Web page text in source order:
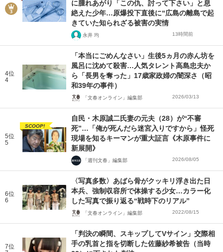
に腫れあがり「この仇、討って下さい」と息
絶えた少年…原爆投下直後に“広島の離島で起
きていた知られざる被害の実情
永井 均 13時間前
4位
4
「本当にごめんなさい」生後5ヵ月の赤ん坊を
風呂に沈めて殺害…人気タレント高島忠夫か
ら「長男を奪った」17歳家政婦の闇深さ（昭
和39年の事件）
「文春オンライン」編集部 2026/03/13
5位
5
SCOOP!
自民・木原誠二氏妻の元夫（28）が“不審
死”…「俺が死んだら迷宮入りですから」怪死
現場を知るキーマンが重大証言《木原事件に
新展開》
「週刊文春」編集部 2026/08/05
6位
6
〈写真多数〉あばら骨がクッキリ浮き出た日
本兵、強制収容所で体操する少女…カラー化
した写真で振り返る“戦時下のリアル”
「文春オンライン」編集部 2022/08/15
7位
「判決の瞬間、スキップしてVサイン」交際相
手の乳首と指を切断した佐藤紗希被告（当時